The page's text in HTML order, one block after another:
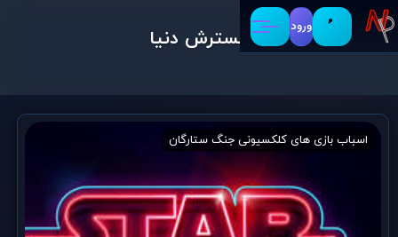
ورود گسترش دنیا
اسباب بازی های کلکسیونی جنگ ستارگان